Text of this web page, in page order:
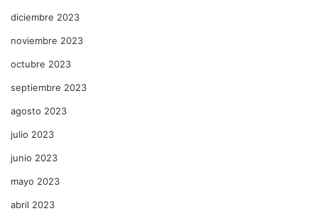
diciembre 2023
noviembre 2023
octubre 2023
septiembre 2023
agosto 2023
julio 2023
junio 2023
mayo 2023
abril 2023